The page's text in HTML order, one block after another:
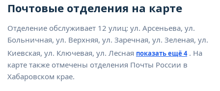
Почтовые отделения на карте
Отделение обслуживает 12 улиц: ул. Арсеньева, ул.
Больничная, ул. Верхняя, ул. Заречная, ул. Зеленая, ул.
Киевская, ул. Ключевая, ул. Лесная показать ещё 4 . На
карте также отмечены отделения Почты России в
Хабаровском крае.